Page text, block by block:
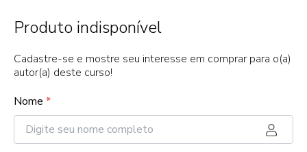
Produto indisponível
Cadastre-se e mostre seu interesse em comprar para o(a)
autor(a) deste curso!
Nome *